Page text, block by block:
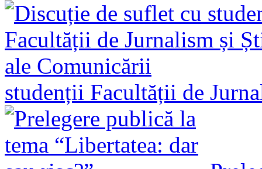
studenții Facultății de